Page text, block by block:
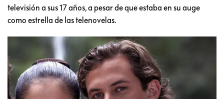
televisión a sus 17 años, a pesar de que estaba en su auge
como estrella de las telenovelas.